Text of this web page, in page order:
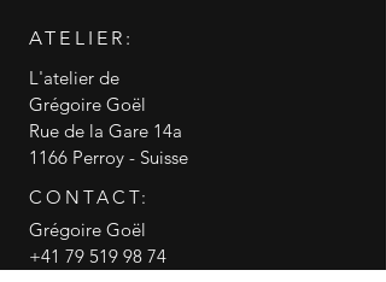
ATELIER:
L'atelier de
Grégoire Goël
Rue de la Gare 14a
1166 Perroy - Suisse
CONTACT:
Grégoire Goël
+41 79 519 98 74